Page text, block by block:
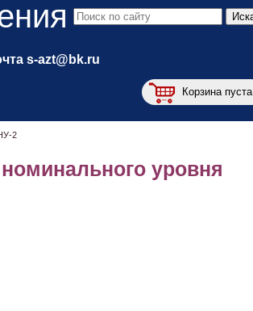
Корзина пуста
s-azt@bk.ru
2
уровня